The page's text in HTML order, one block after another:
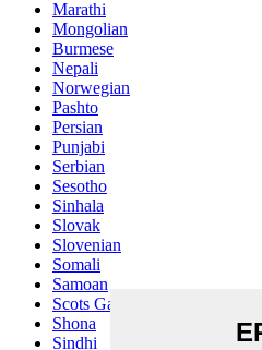
Marathi
Mongolian
Burmese
Nepali
Norwegian
Pashto
Persian
Punjabi
Serbian
Sesotho
Sinhala
Slovak
Slovenian
Somali
Samoan
Scots Gaelic
Shona
Sindhi